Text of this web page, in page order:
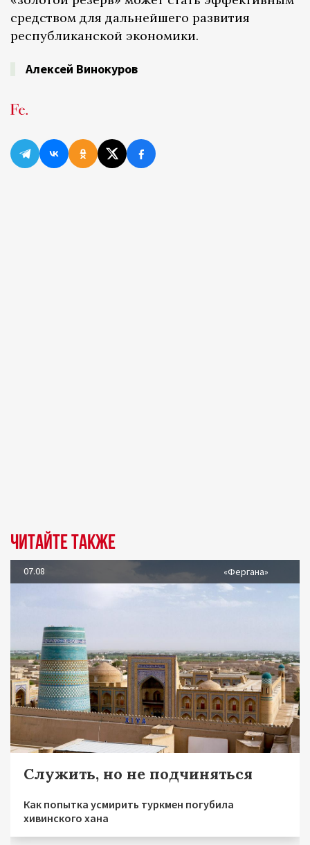
средством для дальнейшего развития
республиканской экономики.
Алексей Винокуров
Читайте также
07.08 «Фергана»
Служить, но не подчиняться
Как попытка усмирить туркмен погубила
хивинского хана